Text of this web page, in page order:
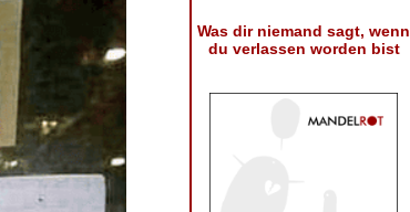
Was dir niemand sagt, wenn
du verlassen worden bist